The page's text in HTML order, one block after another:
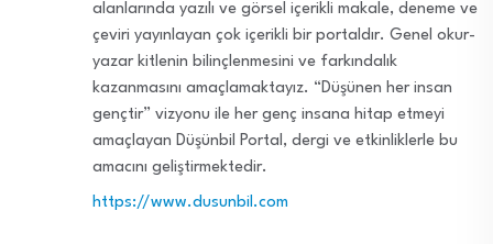
alanlarında yazılı ve görsel içerikli makale, deneme ve
çeviri yayınlayan çok içerikli bir portaldır. Genel okur-
yazar kitlenin bilinçlenmesini ve farkındalık
kazanmasını amaçlamaktayız. “Düşünen her insan
gençtir” vizyonu ile her genç insana hitap etmeyi
amaçlayan Düşünbil Portal, dergi ve etkinliklerle bu
amacını geliştirmektedir.
https://www.dusunbil.com